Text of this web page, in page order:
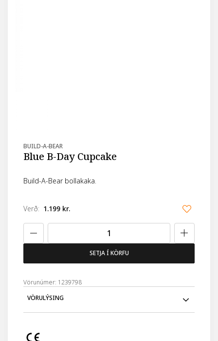
BUILD-A-BEAR
Blue B-Day Cupcake
Build-A-Bear bollakaka.
Verð: 1.199 kr.
SETJA Í KÖRFU
Vörunúmer: 1239798
VÖRULÝSING
ljúffengur fylgihlutur fyrir hvaða bangsa sem er.